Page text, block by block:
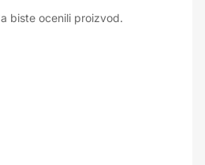
biste ocenili proizvod.